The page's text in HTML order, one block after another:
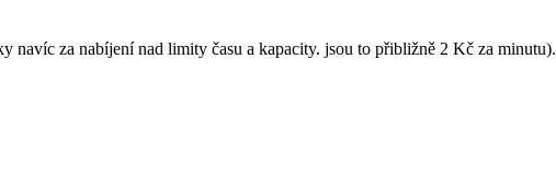
navíc za nabíjení nad limity času a kapacity. jsou to přibližně 2 Kč za minutu).